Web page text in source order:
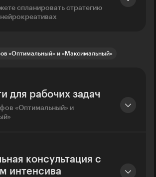
спланировать стратегию
«Оптимальный» и «Максимальный»
для рабочих задач
«Оптимальный» и
консультация с
интенсива